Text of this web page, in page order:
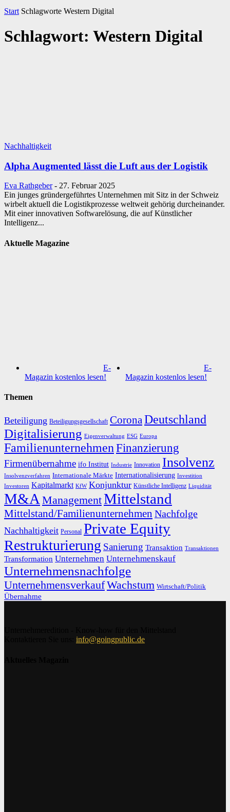
Start Schlagworte Western Digital
Schlagwort: Western Digital
Nachhaltigkeit
Alpha Augmented lässt die Luft aus der Logistik
Eva Rathgeber - 27. Februar 2025
Ein junges gründergeführtes Unternehmen mit Sitz in der Schweiz
wirbelt aktuell die Logistikprozesse weltweit gehörig durcheinander.
Mit einer innovativen Softwarelösung, die auf Künstlicher
Intelligenz...
Aktuelle Magazine
E-
Magazin kostenlos lesen!
E-
Magazin kostenlos lesen!
Themen
Beteiligung Beteiligungsgesellschaft CoronaDeutschland
Digitalisierung Eigenverwaltung ESG Europa
FamilienunternehmenFinanzierung
Firmenübernahme ifo Institut Industrie Innovation Insolvenz
Insolvenzverfahren Internationale Märkte Internationalisierung Investition
Investoren Kapitalmarkt KfW Konjunktur Künstliche Intelligenz Liquidität
M&A ManagementMittelstand
Mittelstand/Familienunternehmen Nachfolge
Nachhaltigkeit Personal Private Equity
Restrukturierung Sanierung Transaktion Transaktionen
Transformation Unternehmen Unternehmenskauf
Unternehmensnachfolge
UnternehmensverkaufWachstum Wirtschaft/Politik
Übernahme
info@goingpublic.de